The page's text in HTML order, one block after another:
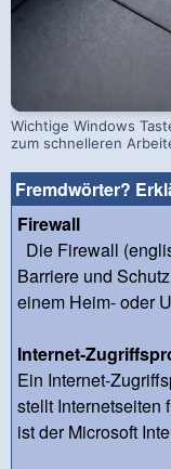
Wichtige Windows
zum schnelleren
Fremdwörter?
Firewall
Die Firewall
Barriere und
einem Heim- oder
Internet-
Ein Internet-
stellt Internetseiten
ist der Microsoft